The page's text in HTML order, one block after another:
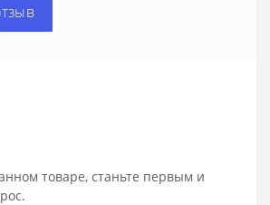
товаре, станьте первым и